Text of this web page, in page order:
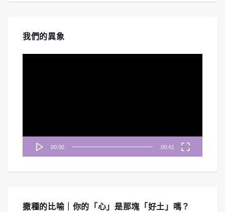
我們的異象
00:00 00:41
撒種的比喻｜你的「心」是那塊「好土」嗎？